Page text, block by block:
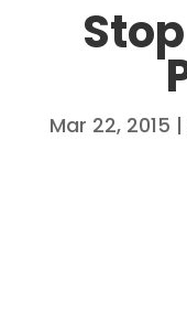
Mar 22, 2015 |